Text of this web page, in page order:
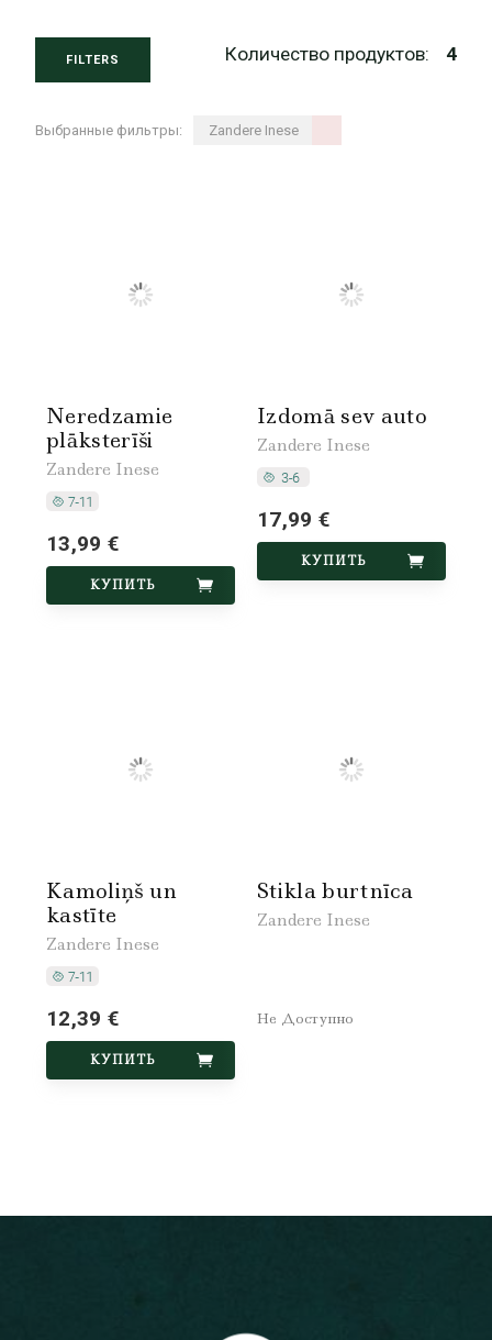
FILTERS Количество продуктов: 4
Выбранные фильтры: Zandere Inese
Neredzamie
plāksterīši
Zandere Inese
13,99 €
КУПИТЬ
Izdomā sev auto
Zandere Inese
17,99 €
КУПИТЬ
Kamoliņš un
kastīte
Zandere Inese
12,39 €
КУПИТЬ
Stikla burtnīca
Zandere Inese
Не Доступно